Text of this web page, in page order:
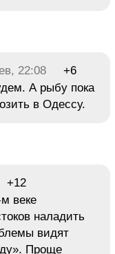
22:08
+6
А рыбу пока
в Одессу.
+12
веке
наладить
видят
Проще